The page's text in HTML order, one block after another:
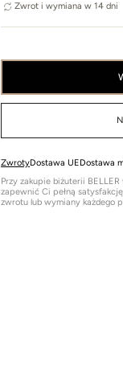
Zwrot i wymiana w 14 dni
ZwrotyDostawa UEDostawa
Przy zakupie biżuterii
zapewnić Ci pełną
zwrotu lub wymiany każdego